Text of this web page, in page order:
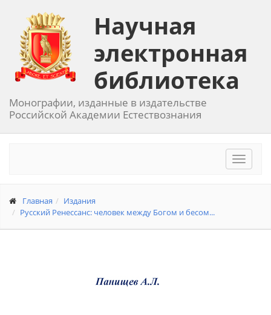
Научная
электронная
библиотека
Монографии, изданные в издательстве
Российской Академии Естествознания
Toggle
Главная
Издания
Русский Ренессанс: человек между Богом и бесом...